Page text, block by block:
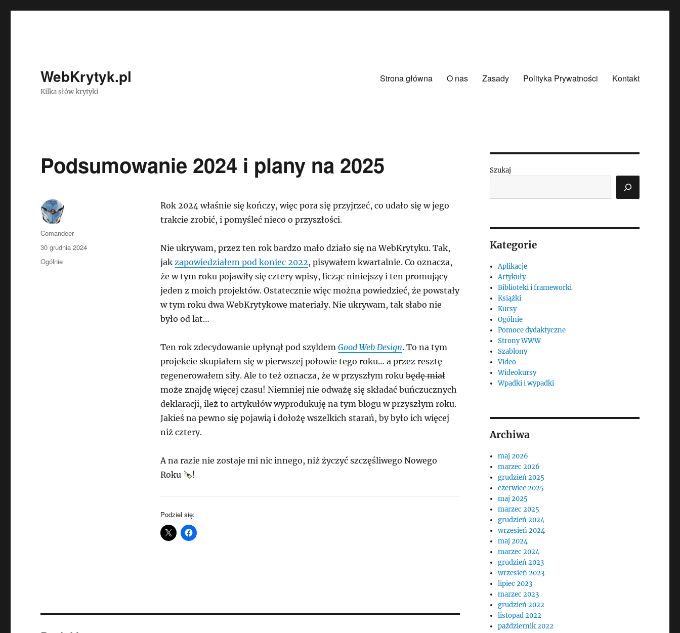
WebKrytyk.pl
Kilka słów krytyki
Strona główna O nas Zasady Polityka Prywatności Kontakt
Podsumowanie 2024 i plany na 2025
Rok 2024 właśnie się kończy, więc pora się przyjrzeć, co udało się w jego
trakcie zrobić, i pomyśleć nieco o przyszłości.
Nie ukrywam, przez ten rok bardzo mało działo się na WebKrytyku. Tak,
jak zapowiedziałem pod koniec 2022, pisywałem kwartalnie. Co oznacza,
że w tym roku pojawiły się cztery wpisy, licząc niniejszy i ten promujący
jeden z moich projektów. Ostatecznie więc można powiedzieć, że powstały
w tym roku dwa WebKrytykowe materiały. Nie ukrywam, tak słabo nie
było od lat…
Ten rok zdecydowanie upłynął pod szyldem Good Web Design. To na tym
projekcie skupiałem się w pierwszej połowie tego roku… a przez resztę
regenerowałem siły. Ale to też oznacza, że w przyszłym roku będę miał
może znajdę więcej czasu! Niemniej nie odważę się składać buńczucznych
deklaracji, ileż to artykułów wyprodukuję na tym blogu w przyszłym roku.
Jakieś na pewno się pojawią i dołożę wszelkich starań, by było ich więcej
niż cztery.
A na razie nie zostaje mi nic innego, niż życzyć szczęśliwego Nowego
Roku
!
Podziel się:
Autor
Comandeer
Data
publikacji
30 grudnia 2024
Kategorie
Ogólnie
Szukaj
Kategorie
Aplikacje
Artykuły
Biblioteki i frameworki
Książki
Kursy
Ogólnie
Pomoce dydaktyczne
Strony WWW
Szablony
Video
Wideokursy
Wpadki i wypadki
Archiwa
maj 2026
marzec 2026
grudzień 2025
czerwiec 2025
maj 2025
marzec 2025
grudzień 2024
wrzesień 2024
maj 2024
marzec 2024
grudzień 2023
wrzesień 2023
lipiec 2023
marzec 2023
grudzień 2022
listopad 2022
październik 2022